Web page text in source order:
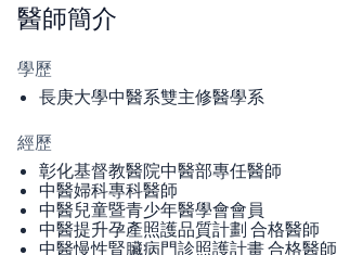
醫師簡介
學歷
長庚大學中醫系雙主修醫學系
經歷
彰化基督教醫院中醫部專任醫師
中醫婦科專科醫師
中醫兒童暨青少年醫學會會員
中醫提升孕產照護品質計劃 合格醫師
中醫慢性腎臟病門診照護計畫 合格醫師